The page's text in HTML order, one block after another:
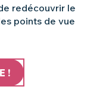
redécouvrir le
points de vue
!